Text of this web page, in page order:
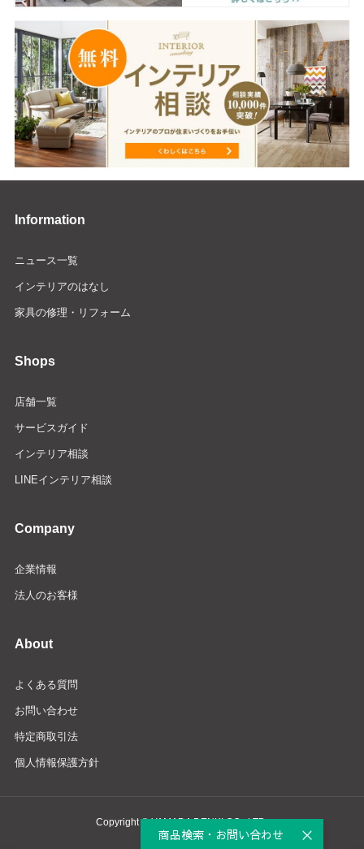
Information
ニュース一覧
インテリアのはなし
家具の修理・リフォーム
Shops
店舗一覧
サービスガイド
インテリア相談
LINEインテリア相談
Company
企業情報
法人のお客様
About
よくある質問
お問い合わせ
特定商取引法
個人情報保護方針
Copyright © YAMADA DENKI CO., LTD.
商品検索・お問い合わせ